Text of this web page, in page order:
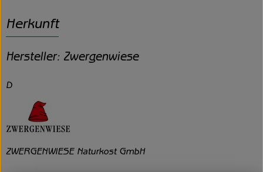
Herkunft
Hersteller: Zwergenwiese
D
ZWERGENWIESE Naturkost GmbH